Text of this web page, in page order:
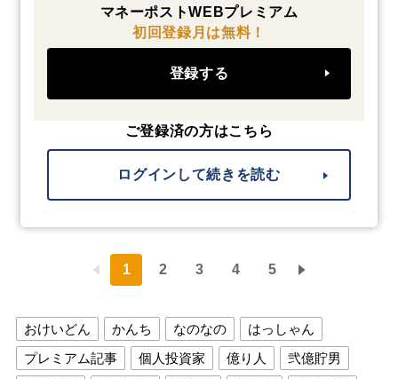
マネーポストWEBプレミアム
初回登録月は無料！
登録する
ご登録済の方はこちら
ログインして続きを読む
1 2 3 4 5
おけいどん かんち なのなの
はっしゃん
プレミアム記事
個人投資家 億り人
弐億貯男